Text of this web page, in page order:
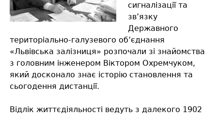
сигналізації та
зв’язку
Державного
територіально-галузевого об’єднання
«Львівська залізниця» розпочали зі знайомства
з головним інженером Віктором Охремчуком,
який досконало знає історію становлення та
сьогодення дистанції.
Відлік життєдіяльності ведуть з далекого 1902